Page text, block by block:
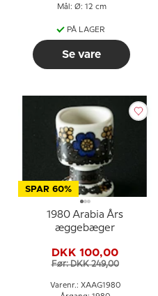
Mål: Ø: 12 cm
PÅ LAGER
Se vare
SPAR 60%
1980 Arabia Års
æggebæger
DKK 100,00
Før: DKK 249,00
Varenr.: XAAG1980